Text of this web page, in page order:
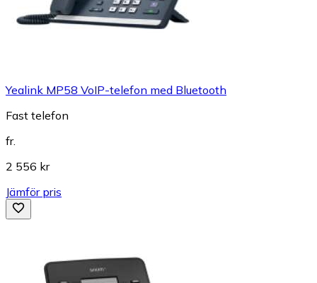
Yealink MP58 VoIP-telefon med Bluetooth
Fast telefon
fr.
2 556 kr
Jämför pris